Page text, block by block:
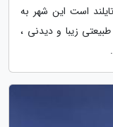
است این شهر به
زیبا و دیدنی ،